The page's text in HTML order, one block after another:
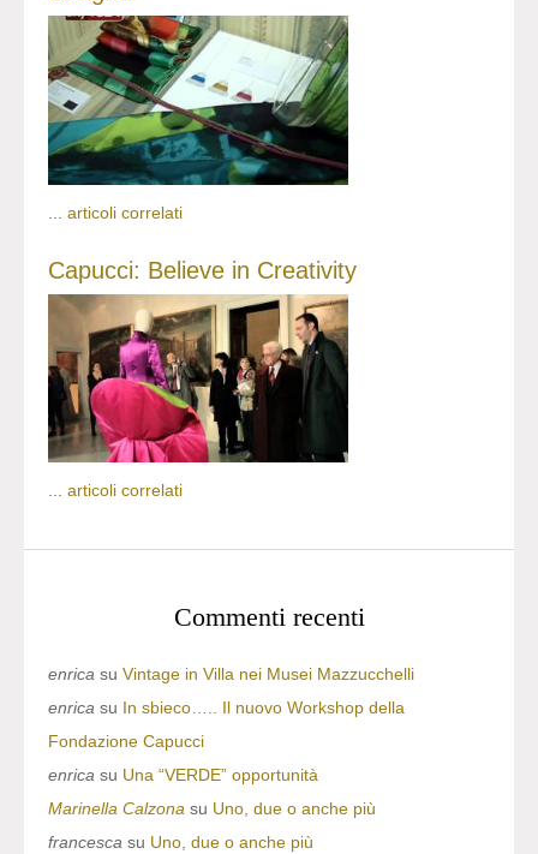
articoli correlati
Capucci: Believe in Creativity
articoli correlati
Commenti recenti
enrica su Vintage in Villa nei Musei Mazzucchelli
enrica su In sbieco….. Il nuovo Workshop della
Fondazione Capucci
enrica su Una “VERDE” opportunità
Marinella Calzona su Uno, due o anche più
francesca su Uno, due o anche più